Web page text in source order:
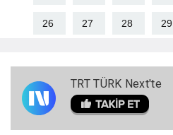
26 27 28 29
TRT TÜRK Next'te